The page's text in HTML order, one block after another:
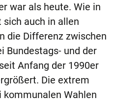
war als heute. Wie in
auch in allen
die Differenz zwischen
Bundestags- und der
Anfang der 1990er
Die extrem
kommunalen Wahlen